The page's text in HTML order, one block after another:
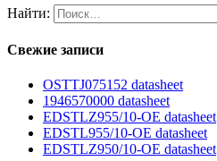
Найти:
Свежие записи
OSTTJ075152 datasheet
1946570000 datasheet
EDSTLZ955/10-OE datasheet
EDSTL955/10-OE datasheet
EDSTLZ950/10-OE datasheet